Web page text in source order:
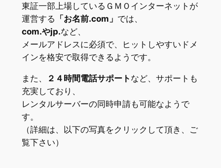
東証一部上場しているＧＭＯインターネットが
運営する 「お名前.com」 では、
com.やjp.など、
メールアドレスに必須で、ヒットしやすいドメ
インを格安で取得できるようです。
また、 ２４時間電話サポート など、サポートも
充実しており、
レンタルサーバーの同時申請も可能なようで
す。
（詳細は、以下の写真をクリックして頂き、ご
覧下さい）